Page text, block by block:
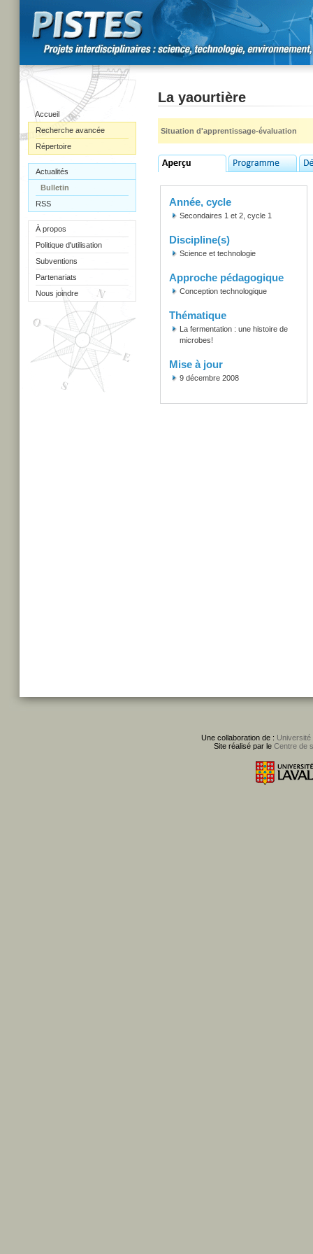
Accueil
Recherche avancée
Répertoire
Actualités
Bulletin
RSS
À propos
Politique d'utilisation
Subventions
Partenariats
Nous joindre
La yaourtière
Situation d'apprentissage-évaluation
Année, cycle
Secondaires 1 et 2, cycle 1
Discipline(s)
Science et technologie
Approche pédagogique
Conception technologique
Thématique
La fermentation : une histoire de
microbes!
Mise à jour
9 décembre 2008
Une collaboration de : Université
Site réalisé par le Centre de